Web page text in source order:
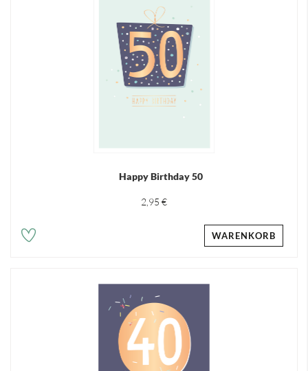
Happy Birthday 50
2,95 €
WARENKORB